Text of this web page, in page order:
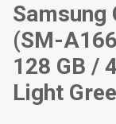
Samsung
(SM-
128 GB /
Light